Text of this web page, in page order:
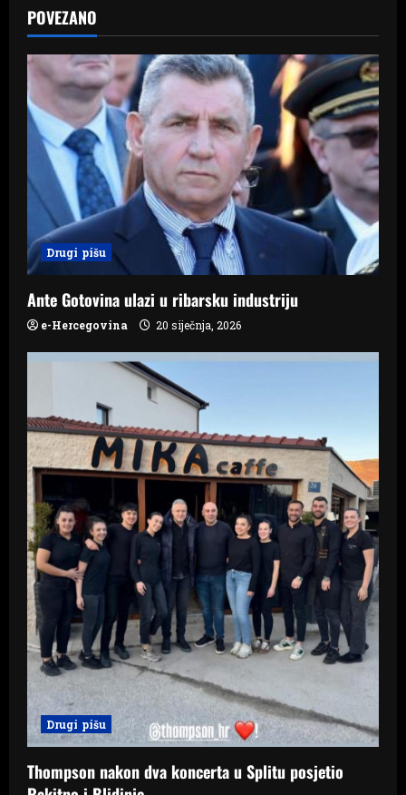
v
i
g
t
i
o
n
POVEZANO
Drugi pišu
Ante Gotovina ulazi u ribarsku industriju
e-Hercegovina 20 siječnja, 2026
Drugi pišu
Thompson nakon dva koncerta u Splitu posjetio